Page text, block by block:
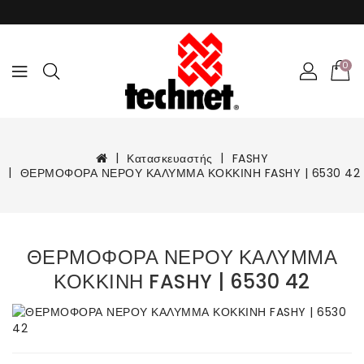
0
Κατασκευαστής
FASHY
ΘΕΡΜΟΦΟΡΑ ΝΕΡΟΥ ΚΑΛΥΜΜΑ ΚΟΚΚΙΝΗ FASHY | 6530 42
ΘΕΡΜΟΦΟΡΑ ΝΕΡΟΥ ΚΑΛΥΜΜΑ
ΚΟΚΚΙΝΗ FASHY | 6530 42